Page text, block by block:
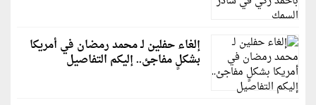
إلغاء حفلين لـ محمد رمضان في أمريكا
بشكلٍ مفاجئ.. إليكم التفاصيل